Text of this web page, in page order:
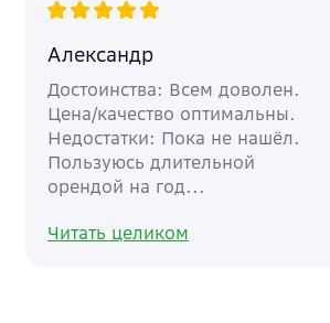
Александр
Достоинства: Всем доволен.
Цена/качество оптимальны.
Недостатки: Пока не нашёл.
Пользуюсь длительной
орендой на год...
Читать целиком